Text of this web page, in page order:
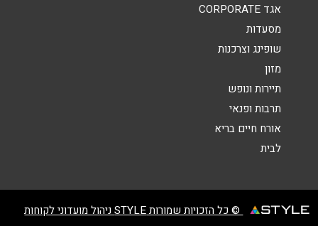
אגד CORPORATE
מסעדות
שופינג וצרכנות
מזון
תיירות ונופש
תרבות ופנאי
אורח חיים בריא
לבית
© כל הזכויות שמורות STYLE ניהול מועדוני לקוחות